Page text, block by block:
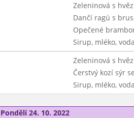
Zeleninová s
Dančí ragú s
Opečené
Sirup, mléko,
Zeleninová s
Čerstvý kozí sýr
Sirup, mléko,
Pondělí 24. 10. 2022